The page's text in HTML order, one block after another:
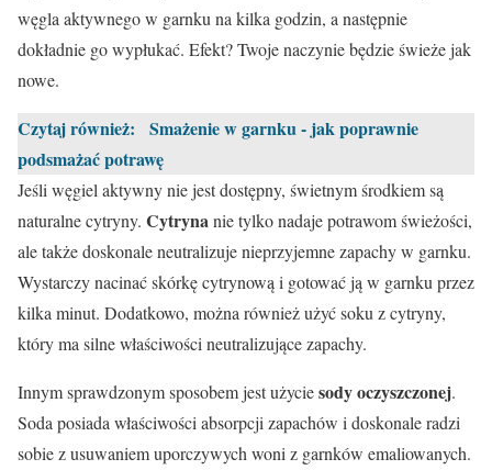
węgla aktywnego w garnku na kilka godzin, a następnie
dokładnie go wypłukać. Efekt? Twoje naczynie będzie świeże jak
nowe.
Czytaj również:
Smażenie w garnku - jak poprawnie
podsmażać potrawę
Jeśli węgiel aktywny nie jest dostępny, świetnym środkiem są
naturalne cytryny. Cytrynanie tylko nadaje potrawom świeżości,
ale także doskonale neutralizuje nieprzyjemne zapachy w garnku.
Wystarczy nacinać skórkę cytrynową i gotować ją w garnku przez
kilka minut. Dodatkowo, można również użyć soku z cytryny,
który ma silne właściwości neutralizujące zapachy.
Innym sprawdzonym sposobem jest użyciesody oczyszczonej.
Soda posiada właściwości absorpcji zapachów i doskonale radzi
sobie z usuwaniem uporczywych woni z garnków emaliowanych.